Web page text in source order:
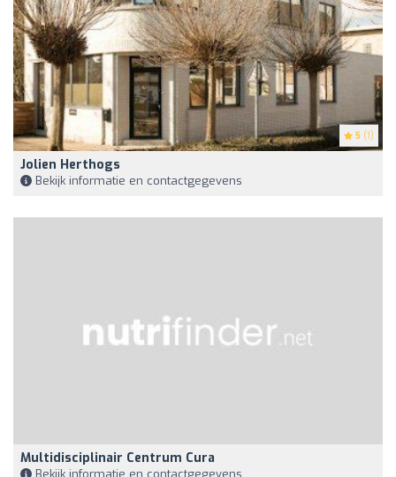
5 (1)
Jolien Herthogs
Bekijk informatie en contactgegevens
Multidisciplinair Centrum Cura
Bekijk informatie en contactgegevens